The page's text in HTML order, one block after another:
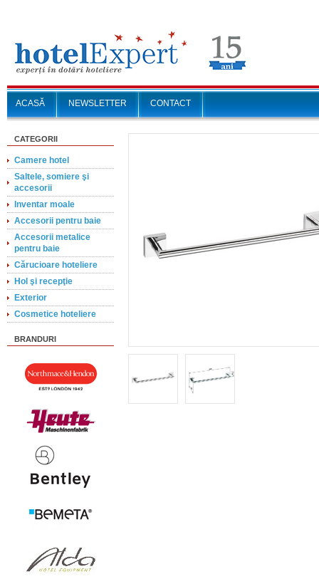
ACASĂ NEWSLETTER CONTACT
CATEGORII
Camere hotel
Saltele, somiere şi
accesorii
Inventar moale
Accesorii pentru baie
Accesorii metalice
pentru baie
Cărucioare hoteliere
Hol şi recepţie
Exterior
Cosmetice hoteliere
BRANDURI